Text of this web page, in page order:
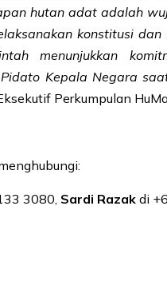
hutan adat adalah
konstitusi
menunjukkan
Kepala Negara
Perkumpulan
3080, Sardi Razak di